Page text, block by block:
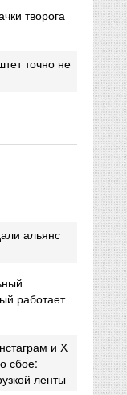
творога
точно не
альянс
работает
и Х
сбое:
ленты